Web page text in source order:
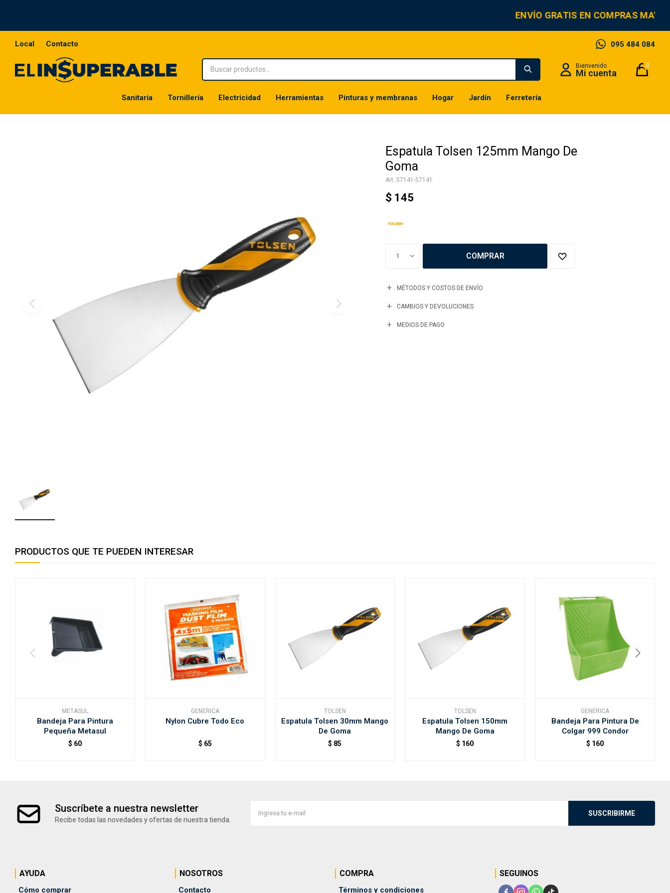
ENVÍO GRATIS EN COMPRAS
Sanitaria Tornillería Electricidad Herramientas Pinturas y membranas Hogar Jardín Ferretería
0
095 484 084
Local Contacto
Espatula Tolsen 125mm Mango De
Goma
57141-57141
$ 145
1 COMPRAR
MÉTODOS Y COSTOS DE ENVÍO
CAMBIOS Y DEVOLUCIONES
MEDIOS DE PAGO
PRODUCTOS QUE TE PUEDEN INTERESAR
METASUL
Bandeja Para Pintura
Pequeña Metasul
$ 60
GENERICA
Nylon Cubre Todo Eco
$ 65
TOLSEN
Espatula Tolsen 30mm Mango
De Goma
$ 85
TOLSEN
Espatula Tolsen 150mm
Mango De Goma
$ 160
GENERICA
Bandeja Para Pintura De
Colgar 999 Condor
$ 160
Suscríbete a nuestra newsletter
Recibe todas las novedades y ofertas de nuestra tienda.
SUSCRIBIRME
AYUDA
Cómo comprar
NOSOTROS
Contacto
COMPRA
Términos y condiciones
SEGUINOS